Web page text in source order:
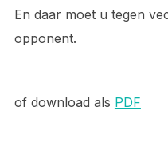
En daar moet u tegen
opponent.
of download als PDF